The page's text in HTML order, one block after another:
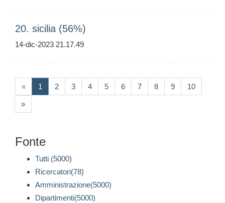
20. sicilia (56%)
14-dic-2023 21.17.49
« 1 (current)
2 3 4 5 6 7 8 9 10
»
Fonte
Tutti (5000)
Ricercatori(78)
Amministrazione(5000)
Dipartimenti(5000)